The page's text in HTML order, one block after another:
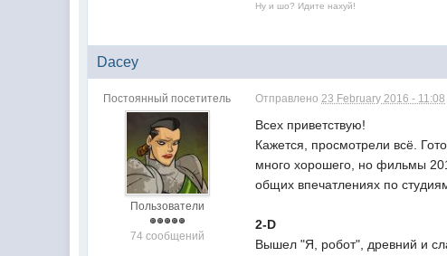
Ну и шо? Идите нахуй!
Dacey
Постоянный посетитель
Пользователи
74 сообщений
Отправлено23 February 2016 - 11:08
Всех приветствую!
Кажется, просмотрели всё.
много хорошего, но фильмы
общих впечатлениях по
2-D
Вышел "Я, робот", древний и